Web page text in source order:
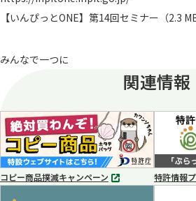
【いんぴっとONE】第14回セミナー（2.3
みんなで一つに
関連情報
コピー商品撲滅キャンペーン
別
特許情報